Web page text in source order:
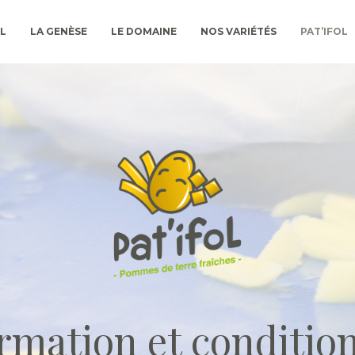
LA GENÈSE LE DOMAINE NOS VARIÉTÉS PAT’IFOL
et